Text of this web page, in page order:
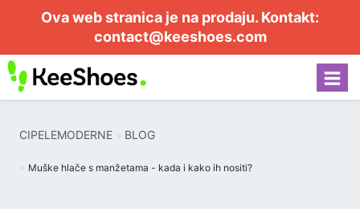
Ova web stranica je na prodaju. Kontakt:
contact@keeshoes.com
CIPELEMODERNE BLOG
Muške hlače s manžetama - kada i kako ih nositi?